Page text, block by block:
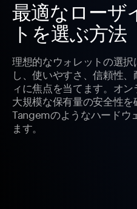
最適なローザ
トを選ぶ方法
理想的なウォレットの選
し、使いやすさ、信頼性
ィに焦点を当てます。オ
大規模な保有量の安全性を
Tangemのようなハードウ
ます。